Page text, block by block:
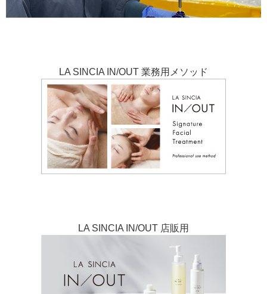
LA SINCIA IN/OUT 業務用メソッド
LA SINCIA IN/OUT 店販用